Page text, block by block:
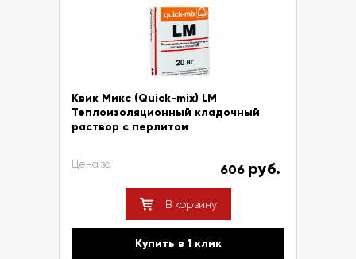
Квик Микс (Quick-mix) LM
Теплоизоляционный кладочный
раствор с перлитом
Цена за 606 руб.
В корзину
Купить в 1 клик